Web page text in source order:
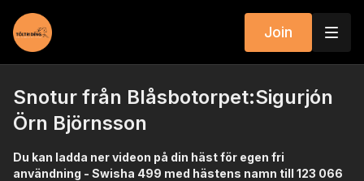
Join
Snotur från Blåsbotorpet:Sigurjón
Örn Björnsson
Du kan ladda ner videon på din häst för egen fri
användning - Swisha 499 med hästens namn till 123 066